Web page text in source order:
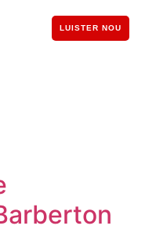
LUISTER NOU